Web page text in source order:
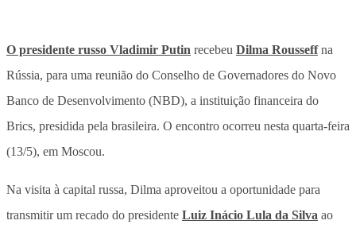
O presidente russo Vladimir Putin recebeu Dilma Rousseffna
Rússia, para uma reunião do Conselho de Governadores do Novo
Banco de Desenvolvimento (NBD), a instituição financeira do
Brics, presidida pela brasileira. O encontro ocorreu nesta quarta-feira
(13/5), em Moscou.
Na visita à capital russa, Dilma aproveitou a oportunidade para
transmitir um recado do presidente Luiz Inácio Lula da Silva ao